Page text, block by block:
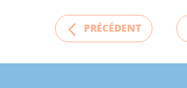
PRÉCÉDENT